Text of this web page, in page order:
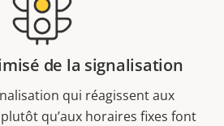
de la signalisation
qui réagissent aux
qu’aux horaires fixes font